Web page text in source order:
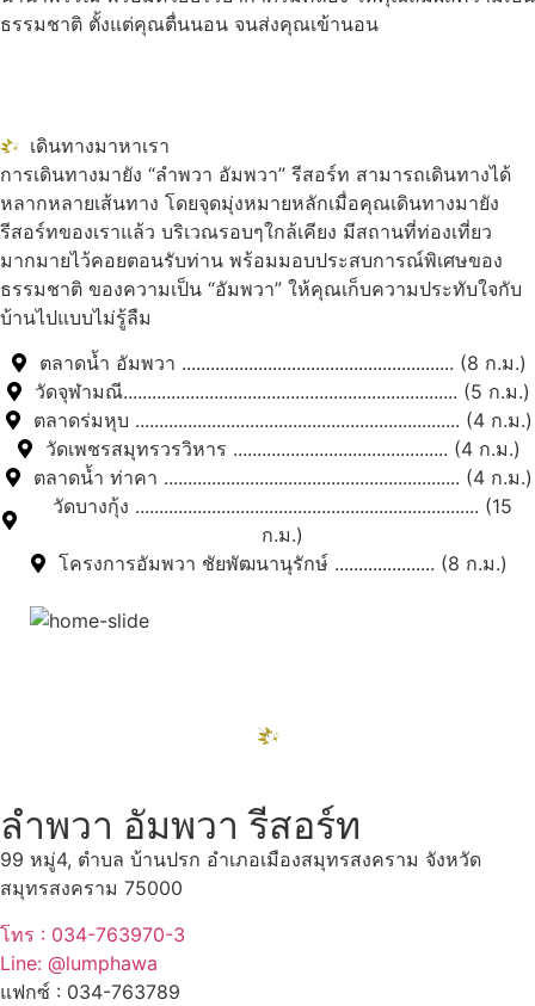
ธรรมชาติ ตั้งแต่คุณตื่นนอน จนส่งคุณเข้านอน
เดินทางมาหาเรา
การเดินทางมายัง “ลำพวา อัมพวา” รีสอร์ท สามารถเดินทางได้
หลากหลายเส้นทาง โดยจุดมุ่งหมายหลักเมื่อคุณเดินทางมายัง
รีสอร์ทของเราแล้ว บริเวณรอบๆใกล้เคียง มีสถานที่ท่องเที่ยว
มากมายไว้คอยตอนรับท่าน พร้อมมอบประสบการณ์พิเศษของ
ธรรมชาติ ของความเป็น “อัมพวา” ให้คุณเก็บความประทับใจกับ
บ้านไปแบบไม่รู้ลืม
ตลาดน้ำ อัมพวา ......................................................... (8 ก.ม.)
วัดจุฬามณี...................................................................... (5 ก.ม.)
ตลาดร่มหุบ .................................................................... (4 ก.ม.)
วัดเพชรสมุทรวรวิหาร ............................................. (4 ก.ม.)
ตลาดน้ำ ท่าคา .............................................................. (4 ก.ม.)
วัดบางกุ้ง ........................................................................ (15
ก.ม.)
โครงการอัมพวา ชัยพัฒนานุรักษ์ ..................... (8 ก.ม.)
ลำพวา อัมพวา รีสอร์ท
99 หมู่4, ตำบล บ้านปรก อำเภอเมืองสมุทรสงคราม จังหวัด
สมุทรสงคราม 75000
โทร : 034-763970-3
Line: @lumphawa
แฟกซ์ : 034-763789